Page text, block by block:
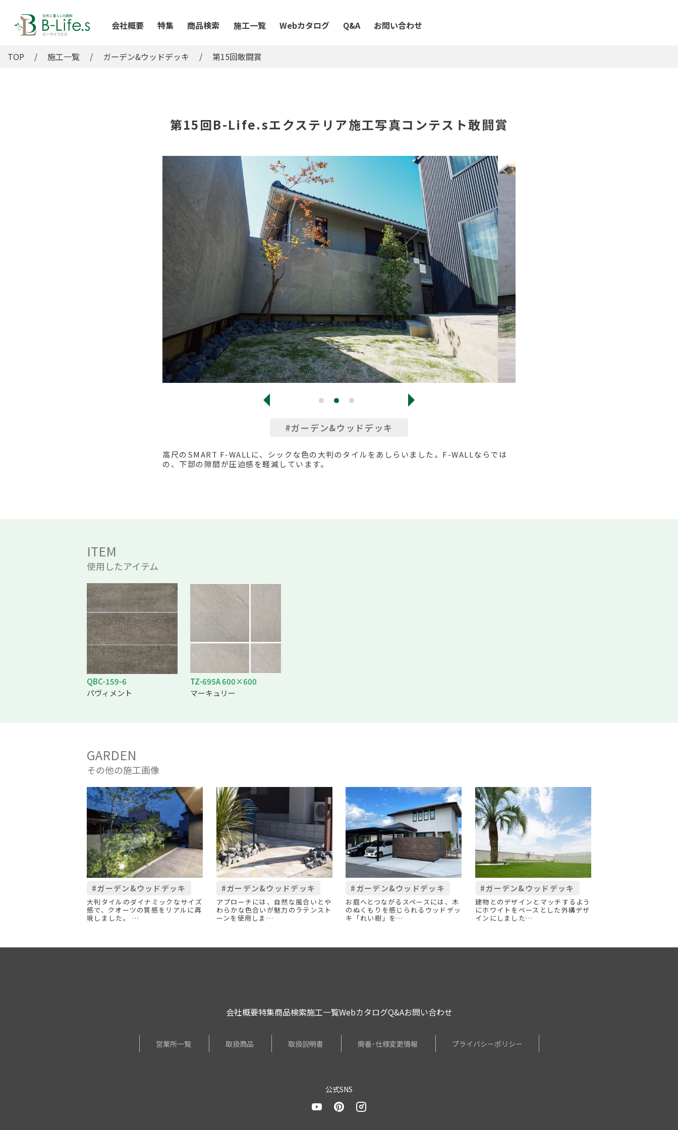
会社概要 特集 商品検索 施工一覧 Webカタログ Q&A お問い合わせ
TOP 施工一覧 ガーデン&ウッドデッキ 第15回敢闘賞
第15回B-Life.sエクステリア施工写真コンテスト敢闘賞
#ガーデン&ウッドデッキ
高尺のSMART F-WALLに、シックな色の大判のタイルをあしらいました。F-WALLならでは
の、下部の隙間が圧迫感を軽減しています。
ITEM
使用したアイテム
QBC-159-6
パヴィメント
TZ-695A 600×600
マーキュリー
GARDEN
その他の施工画像
#ガーデン&ウッドデッキ
大判タイルのダイナミックなサイズ
感で、クオーツの質感をリアルに再
現しました。 …
#ガーデン&ウッドデッキ
アプローチには、自然な風合いとや
わらかな色合いが魅力のラテンスト
ーンを使用しま…
#ガーデン&ウッドデッキ
お庭へとつながるスペースには、木
のぬくもりを感じられるウッドデッ
キ「れい樹」を…
#ガーデン&ウッドデッキ
建物とのデザインとマッチするよう
にホワイトをベースとした外構デザ
インにしました…
会社概要特集商品検索施工一覧WebカタログQ&Aお問い合わせ
営業所一覧 取扱商品 取扱説明書 廃番･仕様変更情報 プライバシーポリシー
公式SNS